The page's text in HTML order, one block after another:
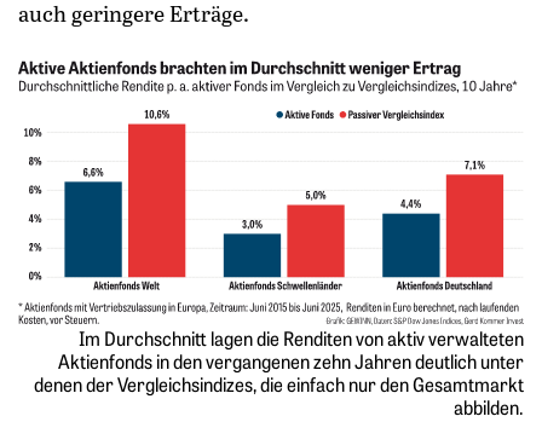
auch geringere Erträge.
Im Durchschnitt lagen die Renditen von aktiv verwalteten
Aktienfonds in den vergangenen zehn Jahren deutlich unter
denen der Vergleichsindizes, die einfach nur den Gesamtmarkt
abbilden.